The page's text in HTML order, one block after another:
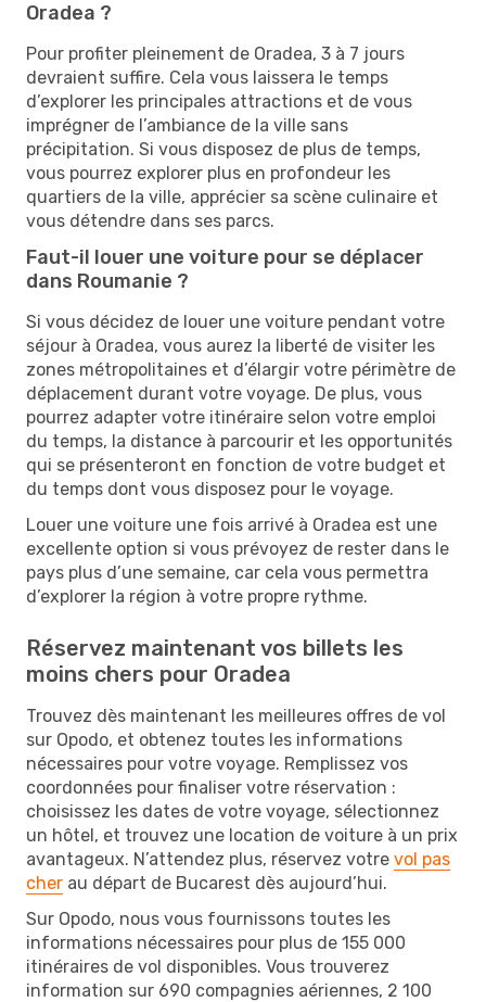
Oradea ?
Pour profiter pleinement de Oradea, 3 à 7 jours
devraient suffire. Cela vous laissera le temps
d’explorer les principales attractions et de vous
imprégner de l’ambiance de la ville sans
précipitation. Si vous disposez de plus de temps,
vous pourrez explorer plus en profondeur les
quartiers de la ville, apprécier sa scène culinaire et
vous détendre dans ses parcs.
Faut-il louer une voiture pour se déplacer
dans Roumanie ?
Si vous décidez de louer une voiture pendant votre
séjour à Oradea, vous aurez la liberté de visiter les
zones métropolitaines et d’élargir votre périmètre de
déplacement durant votre voyage. De plus, vous
pourrez adapter votre itinéraire selon votre emploi
du temps, la distance à parcourir et les opportunités
qui se présenteront en fonction de votre budget et
du temps dont vous disposez pour le voyage.
Louer une voiture une fois arrivé à Oradea est une
excellente option si vous prévoyez de rester dans le
pays plus d’une semaine, car cela vous permettra
d’explorer la région à votre propre rythme.
Réservez maintenant vos billets les
moins chers pour Oradea
Trouvez dès maintenant les meilleures offres de vol
sur Opodo, et obtenez toutes les informations
nécessaires pour votre voyage. Remplissez vos
coordonnées pour finaliser votre réservation :
choisissez les dates de votre voyage, sélectionnez
un hôtel, et trouvez une location de voiture à un prix
avantageux. N’attendez plus, réservez votre vol pas
cher au départ de Bucarest dès aujourd’hui.
Sur Opodo, nous vous fournissons toutes les
informations nécessaires pour plus de 155 000
itinéraires de vol disponibles. Vous trouverez
information sur 690 compagnies aériennes, 2 100